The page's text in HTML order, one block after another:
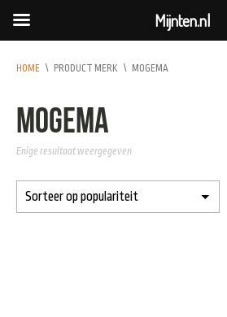
HOME \ PRODUCT MERK \ MOGEMA
Mogema
Enige resultaat weergegeven
Mijnten.nl